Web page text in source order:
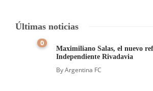
Últimas noticias
0
Maximiliano Salas, el nuevo
Independiente Rivadavia
ByArgentina FC